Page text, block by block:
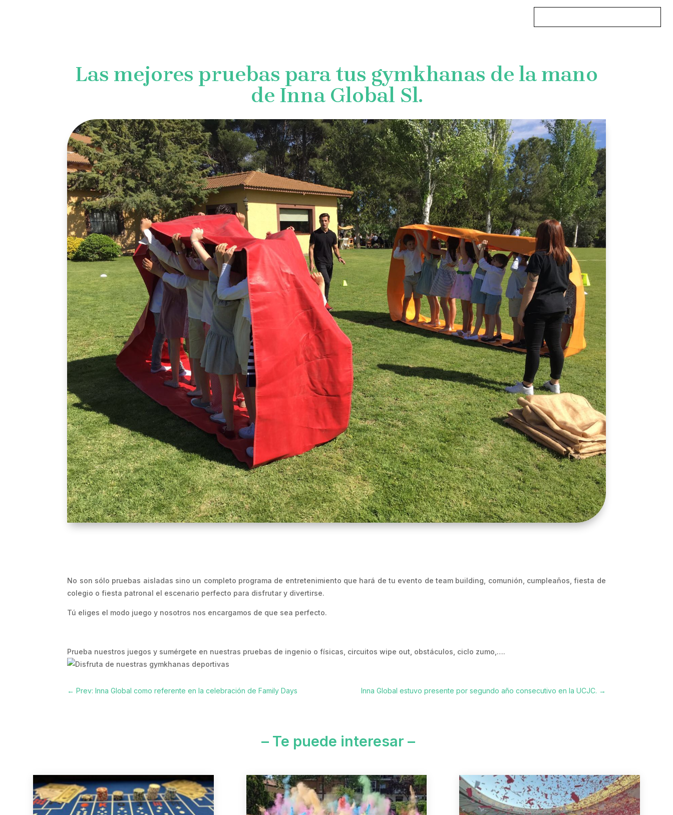
Las mejores pruebas para tus gymkhanas de la mano
de Inna Global Sl.
No son sólo pruebas aisladas sino un completo programa de entretenimiento que hará de tu evento de team building, comunión, cumpleaños, fiesta de
colegio o fiesta patronal el escenario perfecto para disfrutar y divertirse.
Tú eliges el modo juego y nosotros nos encargamos de que sea perfecto.
Prueba nuestros juegos y sumérgete en nuestras pruebas de ingenio o físicas, circuitos wipe out, obstáculos, ciclo zumo,….
← Prev: Inna Global como referente en la celebración de Family Days Inna Global estuvo presente por segundo año consecutivo en la UCJC. →
– Te puede interesar –